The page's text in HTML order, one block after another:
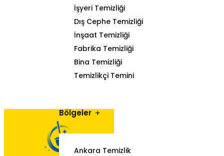
İşyeri Temizliği
Dış Cephe Temizliği
İnşaat Temizliği
Fabrika Temizliği
Bina Temizliği
Temizlikçi Temini
Bölgeler
Ankara Temizlik